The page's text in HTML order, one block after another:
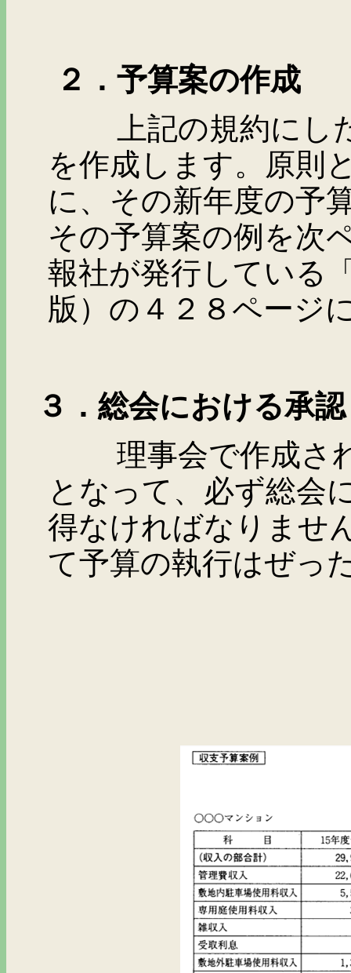
２．予算案の作成
上記の規約にした
を作成します。原則
に、その新年度の予
その予算案の例を次
報社が発行している
版）の４２８ページ
３．総会における承認
理事会で作成され
となって、必ず総会
得なければなりませ
て予算の執行はぜっ